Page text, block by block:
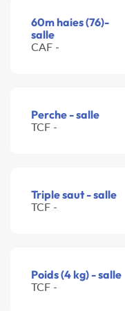
60m haies (76)-
salle
CAF -
Perche - salle
TCF -
Triple saut - salle
TCF -
Poids (4 kg) - salle
TCF -